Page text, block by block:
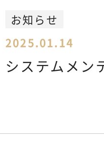
お知らせ
2025.01.14
システムメン